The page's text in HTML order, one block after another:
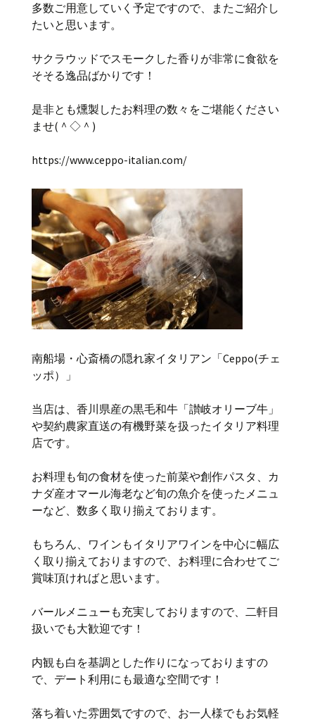
多数ご用意していく予定ですので、またご紹介し
たいと思います。
サクラウッドでスモークした香りが非常に食欲を
そそる逸品ばかりです！
是非とも燻製したお料理の数々をご堪能ください
ませ(＾◇＾)
https://www.ceppo-italian.com/
南船場・心斎橋の隠れ家イタリアン「Ceppo(チェ
ッポ）」
当店は、香川県産の黒毛和牛「讃岐オリーブ牛」
や契約農家直送の有機野菜を扱ったイタリア料理
店です。
お料理も旬の食材を使った前菜や創作パスタ、カ
ナダ産オマール海老など旬の魚介を使ったメニュ
ーなど、数多く取り揃えております。
もちろん、ワインもイタリアワインを中心に幅広
く取り揃えておりますので、お料理に合わせてご
賞味頂ければと思います。
バールメニューも充実しておりますので、二軒目
扱いでも大歓迎です！
内観も白を基調とした作りになっておりますの
で、デート利用にも最適な空間です！
落ち着いた雰囲気ですので、お一人様でもお気軽